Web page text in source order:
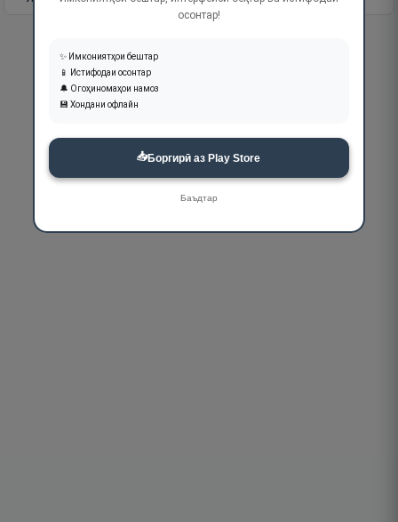
осонтар!
✨ Имкониятҳои бештар
📱 Истифодаи осонтар
🔔 Огоҳиномаҳои намоз
💾 Хондани офлайн
📥Боргирӣ аз Play Store
Баъдтар